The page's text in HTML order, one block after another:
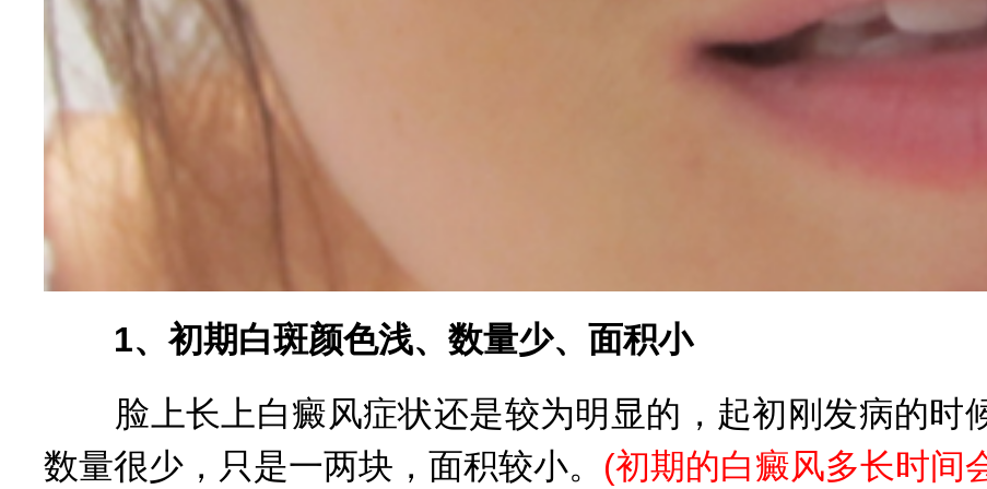
1、初期白斑颜色浅、数量少、面积小
脸上长上白癜风症状还是较为明显的，起初刚发病的时
数量很少，只是一两块，面积较小。 (初期的白癜风多长时间